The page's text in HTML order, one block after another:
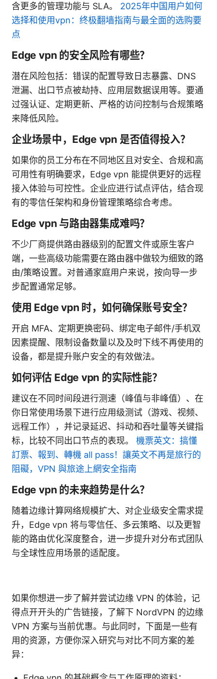
含更多的管理功能与 SLA。 2025年中国用户如何
选择和使用vpn：终极翻墙指南与最全面的选购要
点
Edge vpn 的安全风险有哪些？
潜在风险包括：错误的配置导致日志暴露、DNS
泄漏、出口节点被劫持、应用层数据误用等。要通
过强认证、定期更新、严格的访问控制与合规策略
来降低风险。
企业场景中，Edge vpn 是否值得投入？
如果你的员工分布在不同地区且对安全、合规和高
可用性有明确要求，Edge vpn 能提供更好的远程
接入体验与可控性。企业应进行试点评估，结合现
有的零信任架构和身份管理策略综合考虑。
Edge vpn 与路由器集成难吗？
不少厂商提供路由器级别的配置文件或原生客户
端，一些高级功能需要在路由器中做较为细致的路
由/策略设置。对普通家庭用户来说，按向导一步
步配置通常足够。
使用 Edge vpn 时，如何确保账号安全？
开启 MFA、定期更换密码、绑定电子邮件/手机双
因素提醒、限制设备数量以及及时下线不再使用的
设备，都是提升账户安全的有效做法。
如何评估 Edge vpn 的实际性能？
建议在不同时间段进行测速（峰值与非峰值）、在
你日常使用场景下进行应用级测试（游戏、视频、
远程工作），并记录延迟、抖动和吞吐量等关键指
标，比较不同出口节点的表现。 機票英文：搞懂
訂票、報到、轉機 all pass！讓英文不再是旅行的
阻礙，VPN 與旅途上網安全指南
Edge vpn 的未来趋势是什么？
随着边缘计算网络规模扩大、对企业级安全需求提
升，Edge vpn 将与零信任、多云策略、以及更智
能的路由优化深度整合，进一步提升对分布式团队
与全球性应用场景的适配度。
如果你想进一步了解并尝试边缘 VPN 的体验，记
得点开开头的广告链接，了解下 NordVPN 的边缘
VPN 方案与当前优惠。与此同时，下面是一些有
用的资源，方便你深入研究与对比不同方案的差
异：